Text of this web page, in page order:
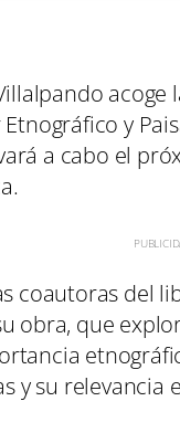
y
a cabo el
coautoras del
obra, que
y su relevancia